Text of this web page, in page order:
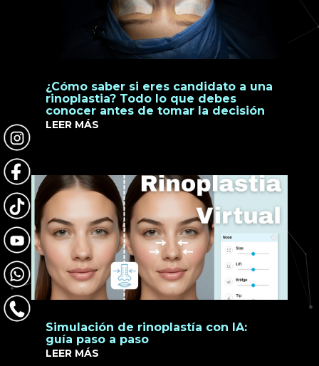
¿Cómo saber si eres candidato a una
rinoplastia? Todo lo que debes
conocer antes de tomar la decisión
LEER MÁS
Simulación de rinoplastía con IA:
guía paso a paso
LEER MÁS